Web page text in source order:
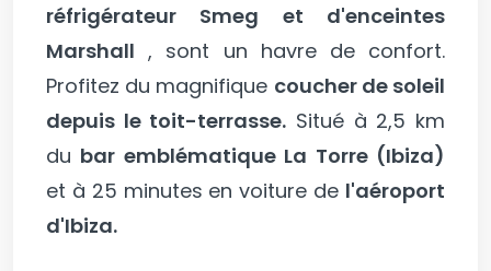
réfrigérateur Smeg et d'enceintes
Marshall , sont un havre de confort.
Profitez du magnifique coucher de soleil
depuis le toit-terrasse. Situé à 2,5 km
du bar emblématique La Torre (Ibiza)
et à 25 minutes en voiture de l'aéroport
d'Ibiza.